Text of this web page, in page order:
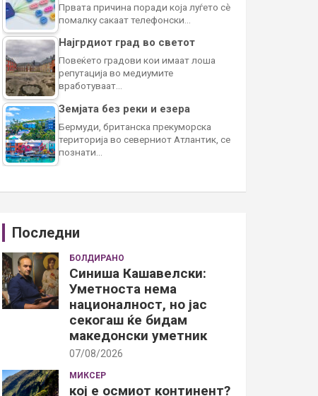
Првата причина поради која луѓето сè
помалку сакаат телефонски…
Најгрдиот град во светот
Повеќето градови кои имаат лоша
репутација во медиумите
вработуваат…
Земјата без реки и езера
Бермуди, британска прекуморска
територија во северниот Атлантик, се
познати…
Последни
БОЛДИРАНО
Синиша Кашавелски:
Уметноста нема
националност, но јас
секогаш ќе бидам
македонски уметник
07/08/2026
МИКСЕР
кој е осмиот континент?